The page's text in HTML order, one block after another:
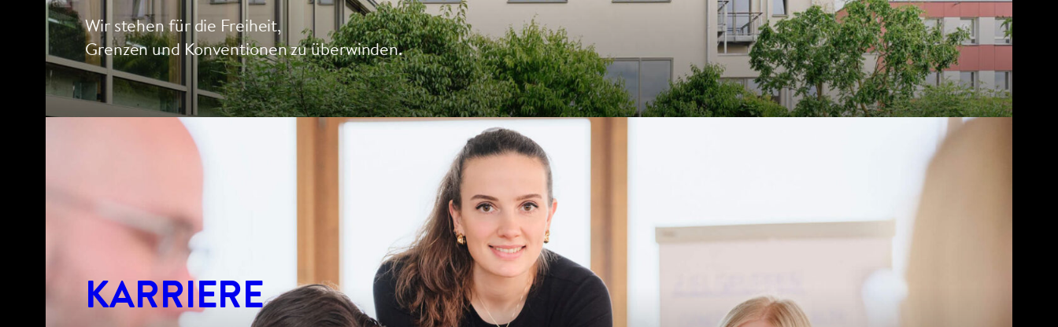
Wir stehen für die Freiheit,
Grenzen und Konventionen zu überwinden.
KARRIERE